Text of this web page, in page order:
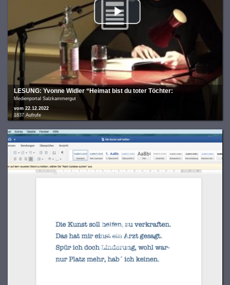
LESUNG: Yvonne Widler “Heimat bist du toter Töchter:
Medienportal Salzkammergut
vom 22.12.2022
1837 Aufrufe